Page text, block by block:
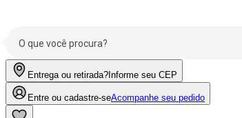
Entrega ou retirada? Informe seu CEP
Entre ou cadastre-seAcompanhe seu pedido